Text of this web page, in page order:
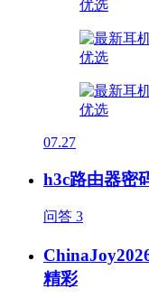
07.27
h3c路由器密
问答 3
精彩